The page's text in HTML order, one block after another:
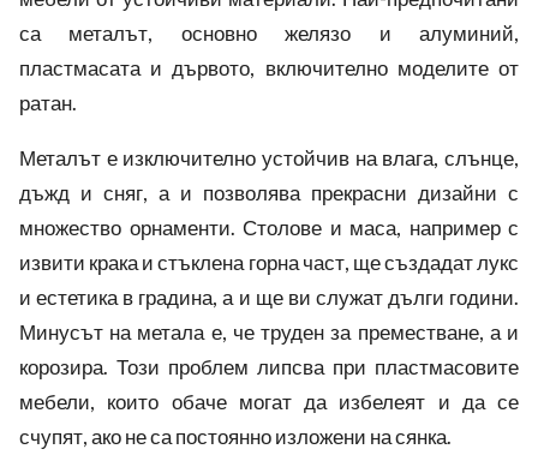
са металът, основно желязо и алуминий,
пластмасата и дървото, включително моделите от
ратан.
Металът е изключително устойчив на влага, слънце,
дъжд и сняг, а и позволява прекрасни дизайни с
множество орнаменти. Столове и маса, например с
извити крака и стъклена горна част, ще създадат лукс
и естетика в градина, а и ще ви служат дълги години.
Минусът на метала е, че труден за преместване, а и
корозира. Този проблем липсва при пластмасовите
мебели, които обаче могат да избелеят и да се
счупят, ако не са постоянно изложени на сянка.